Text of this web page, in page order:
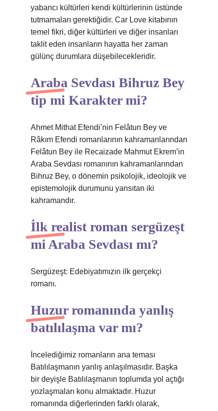
yabancı kültürleri kendi kültürlerinin üstünde
tutmamaları gerektiğidir. Car Love kitabının
temel fikri, diğer kültürleri ve diğer insanları
taklit eden insanların hayatta her zaman
gülünç durumlara düşebilecekleridir.
Araba Sevdası Bihruz Bey
tip mi Karakter mi?
Ahmet Mithat Efendi’nin Felâtun Bey ve
Râkım Efendi romanlarının kahramanlarından
Felâtun Bey ile Recaizade Mahmut Ekrem’in
Araba Sevdası romanının kahramanlarından
Bihruz Bey, o dönemin psikolojik, ideolojik ve
epistemolojik durumunu yansıtan iki
kahramandır.
İlk realist roman sergüzeşt
mi Araba Sevdası mı?
Sergüzeşt: Edebiyatımızın ilk gerçekçi
romanı.
Huzur romanında yanlış
batılılaşma var mı?
İncelediğimiz romanların ana teması
Batılılaşmanın yanlış anlaşılmasıdır. Başka
bir deyişle Batılılaşmanın toplumda yol açtığı
yozlaşmaları konu almaktadır. Huzur
romanında diğerlerinden farklı olarak,